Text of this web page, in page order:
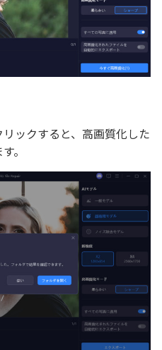
ックすると、高画質化した
。